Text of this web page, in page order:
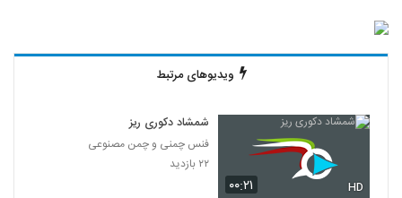
ویدیوهای مرتبط
۰۰:۲۱ HD
شمشاد دکوری ریز
فنس چمنی و چمن مصنوعی
۲۲ بازدید